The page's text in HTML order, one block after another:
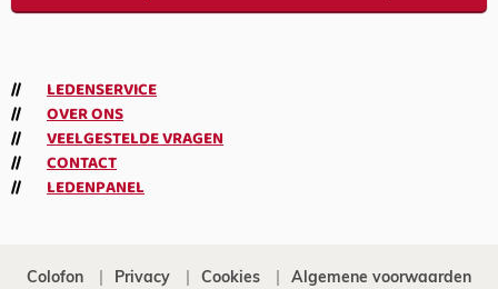
LEDENSERVICE
OVER ONS
VEELGESTELDE VRAGEN
CONTACT
LEDENPANEL
Colofon Privacy Cookies Algemene voorwaarden